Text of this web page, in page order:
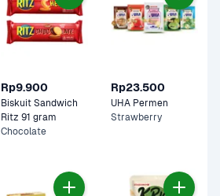
Rp9.900
Biskuit Sandwich
Ritz 91 gram
Chocolate
Rp23.500
Strawberry